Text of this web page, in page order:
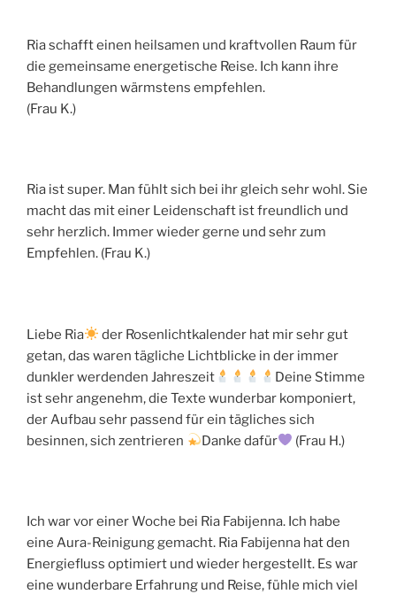
Ria schafft einen heilsamen und kraftvollen Raum für
die gemeinsame energetische Reise. Ich kann ihre
Behandlungen wärmstens empfehlen.
(Frau K.)
Ria ist super. Man fühlt sich bei ihr gleich sehr wohl. Sie
macht das mit einer Leidenschaft ist freundlich und
sehr herzlich. Immer wieder gerne und sehr zum
Empfehlen. (Frau K.)
Liebe Ria
der Rosenlichtkalender hat mir sehr gut
getan, das waren tägliche Lichtblicke in der immer
dunkler werdenden Jahreszeit
Deine Stimme
ist sehr angenehm, die Texte wunderbar komponiert,
der Aufbau sehr passend für ein tägliches sich
besinnen, sich zentrieren
Danke dafür (Frau H.)
Ich war vor einer Woche bei Ria Fabijenna. Ich habe
eine Aura-Reinigung gemacht. Ria Fabijenna hat den
Energiefluss optimiert und wieder hergestellt. Es war
eine wunderbare Erfahrung und Reise, fühle mich viel